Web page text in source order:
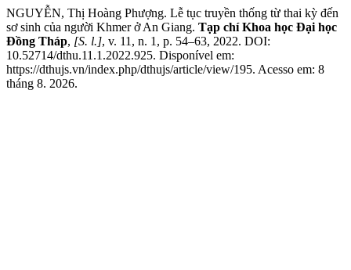
NGUYỄN, Thị Hoàng Phượng. Lễ tục truyền thống từ thai kỳ đến
sơ sinh của người Khmer ở An Giang. Tạp chí Khoa học Đại học
Đồng Tháp, [S. l.], v. 11, n. 1, p. 54–63, 2022. DOI:
10.52714/dthu.11.1.2022.925. Disponível em:
https://dthujs.vn/index.php/dthujs/article/view/195. Acesso em: 8
tháng 8. 2026.